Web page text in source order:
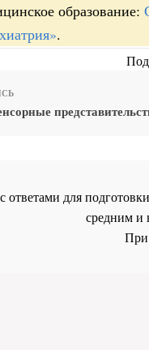
образование:
.
ответами для
средним и
При